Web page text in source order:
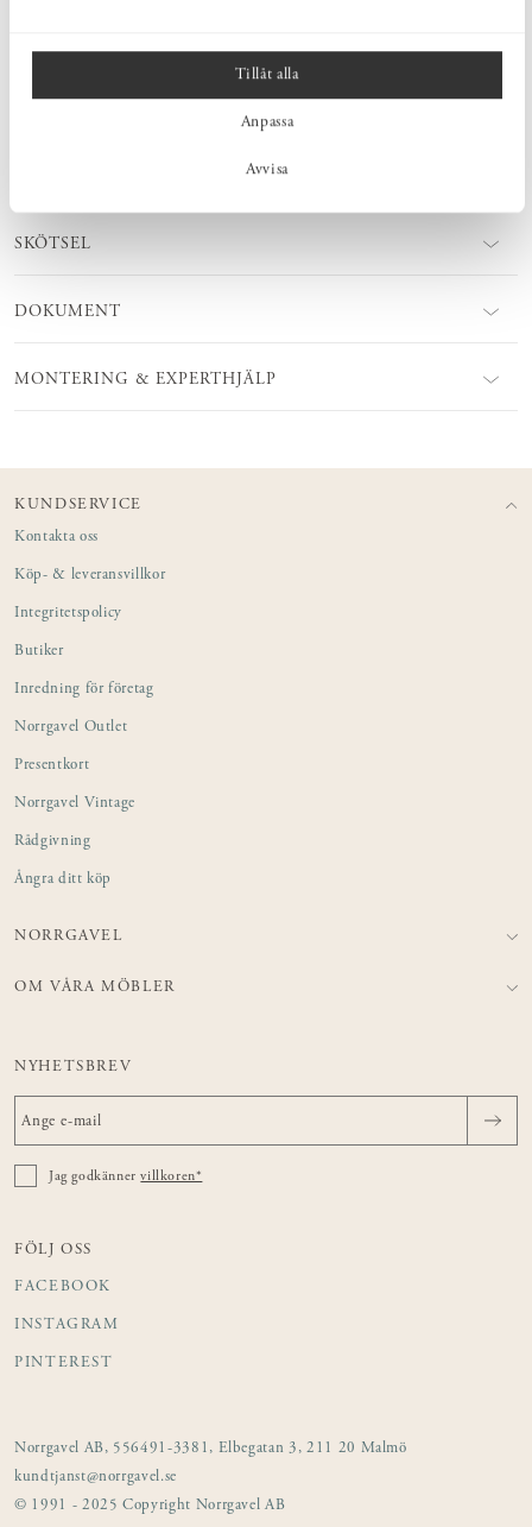
Tillåt alla
Anpassa
Avvisa
SKÖTSEL
DOKUMENT
MONTERING & EXPERTHJÄLP
KUNDSERVICE
Kontakta oss
Köp- & leveransvillkor
Integritetspolicy
Butiker
Inredning för företag
Norrgavel Outlet
Presentkort
Norrgavel Vintage
Rådgivning
Ångra ditt köp
NORRGAVEL
OM VÅRA MÖBLER
NYHETSBREV
Jag godkännervillkoren*
FÖLJ OSS
FACEBOOK
INSTAGRAM
PINTEREST
Norrgavel AB, 556491-3381, Elbegatan 3, 211 20 Malmö
kundtjanst@norrgavel.se
© 1991 - 2025 Copyright Norrgavel AB